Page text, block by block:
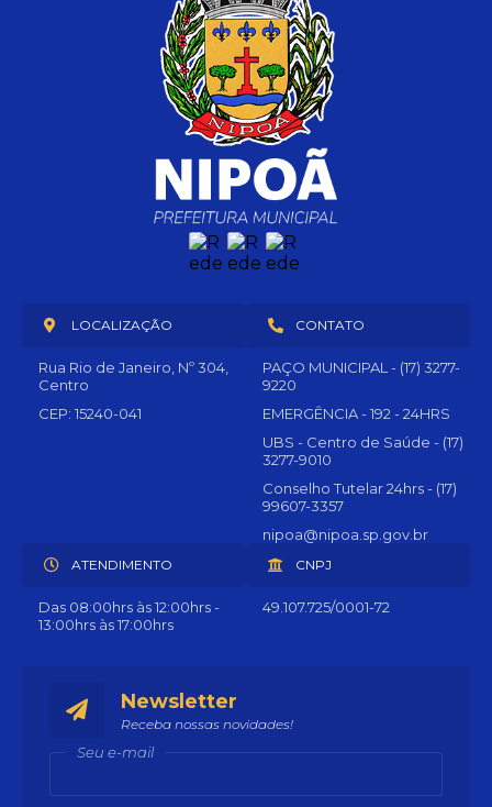
LOCALIZAÇÃO
Rua Rio de Janeiro, Nº 304,
Centro
CEP: 15240-041
CONTATO
PAÇO MUNICIPAL - (17) 3277-
9220
EMERGÊNCIA - 192 - 24HRS
UBS - Centro de Saúde - (17)
3277-9010
Conselho Tutelar 24hrs - (17)
99607-3357
nipoa@nipoa.sp.gov.br
ATENDIMENTO
Das 08:00hrs às 12:00hrs -
13:00hrs às 17:00hrs
CNPJ
49.107.725/0001-72
Newsletter
Receba nossas novidades!
Seu e-mail